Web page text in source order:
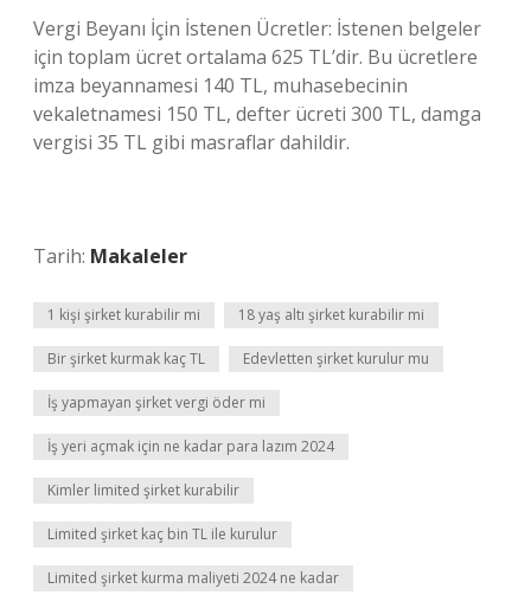
Vergi Beyanı İçin İstenen Ücretler: İstenen belgeler
için toplam ücret ortalama 625 TL’dir. Bu ücretlere
imza beyannamesi 140 TL, muhasebecinin
vekaletnamesi 150 TL, defter ücreti 300 TL, damga
vergisi 35 TL gibi masraflar dahildir.
Tarih: Makaleler
1 kişi şirket kurabilir mi 18 yaş altı şirket kurabilir mi
Bir şirket kurmak kaç TL Edevletten şirket kurulur mu
İş yapmayan şirket vergi öder mi
İş yeri açmak için ne kadar para lazım 2024
Kimler limited şirket kurabilir
Limited şirket kaç bin TL ile kurulur
Limited şirket kurma maliyeti 2024 ne kadar